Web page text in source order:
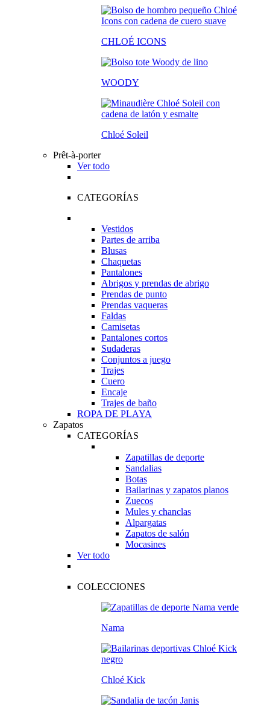
CHLOÉ ICONS
WOODY
Chloé Soleil
Prêt-à-porter
Ver todo
CATEGORÍAS
Vestidos
Partes de arriba
Blusas
Chaquetas
Pantalones
Abrigos y prendas de abrigo
Prendas de punto
Prendas vaqueras
Faldas
Camisetas
Pantalones cortos
Sudaderas
Conjuntos a juego
Trajes
Cuero
Encaje
Trajes de baño
ROPA DE PLAYA
Zapatos
CATEGORÍAS
Zapatillas de deporte
Sandalias
Botas
Bailarinas y zapatos planos
Zuecos
Mules y chanclas
Alpargatas
Zapatos de salón
Mocasines
Ver todo
COLECCIONES
Nama
Chloé Kick